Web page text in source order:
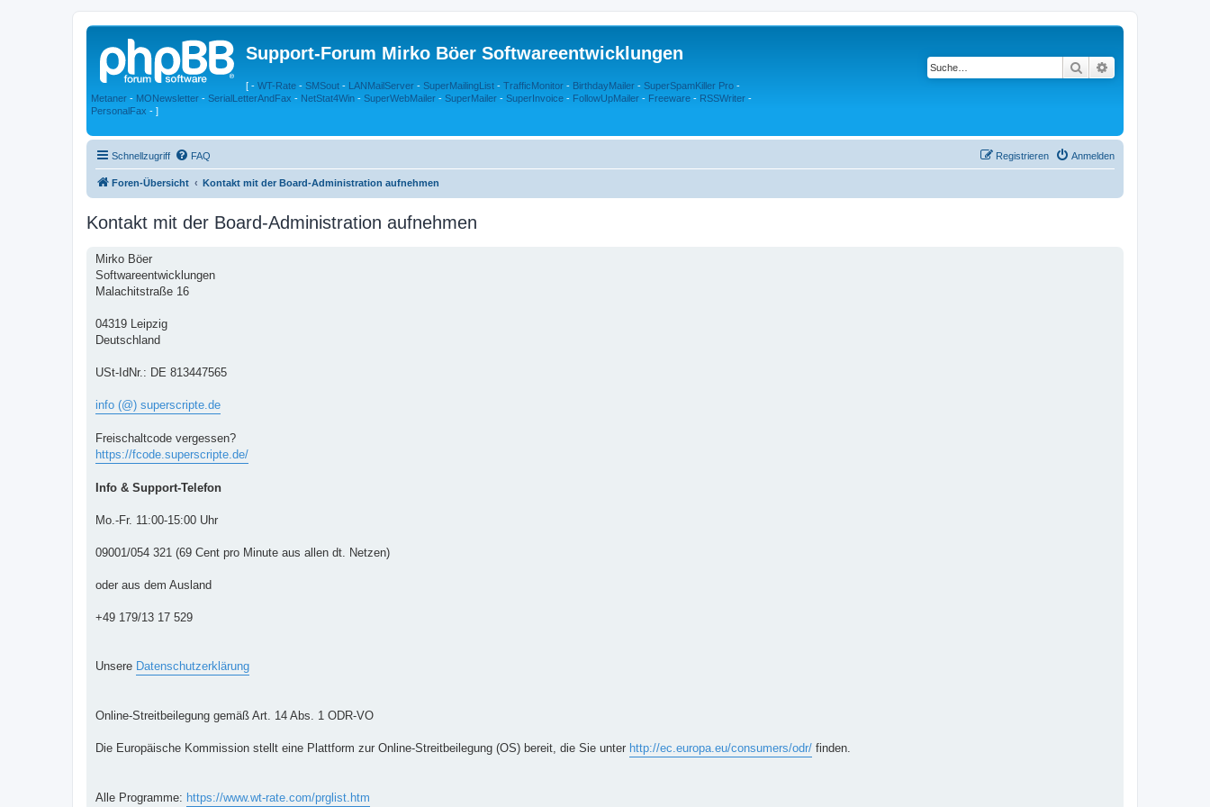
Support-Forum Mirko Böer Softwareentwicklungen
[ - WT-Rate - SMSout - LANMailServer - SuperMailingList - TrafficMonitor - BirthdayMailer - SuperSpamKiller Pro -
Metaner - MONewsletter - SerialLetterAndFax - NetStat4Win - SuperWebMailer - SuperMailer - SuperInvoice - FollowUpMailer - Freeware - RSSWriter -
PersonalFax - ]
Suche
Schnellzugriff FAQ Anmelden
Registrieren
Foren-Übersicht Kontakt mit der Board-Administration aufnehmen
Kontakt mit der Board-Administration aufnehmen
Mirko Böer
Softwareentwicklungen
Malachitstraße 16
04319 Leipzig
Deutschland
USt-IdNr.: DE 813447565
info (@) superscripte.de
Freischaltcode vergessen?
https://fcode.superscripte.de/
Info & Support-Telefon
Mo.-Fr. 11:00-15:00 Uhr
09001/054 321 (69 Cent pro Minute aus allen dt. Netzen)
oder aus dem Ausland
+49 179/13 17 529
Unsere Datenschutzerklärung
Online-Streitbeilegung gemäß Art. 14 Abs. 1 ODR-VO
Die Europäische Kommission stellt eine Plattform zur Online-Streitbeilegung (OS) bereit, die Sie unter http://ec.europa.eu/consumers/odr/ finden.
Alle Programme: https://www.wt-rate.com/prglist.htm